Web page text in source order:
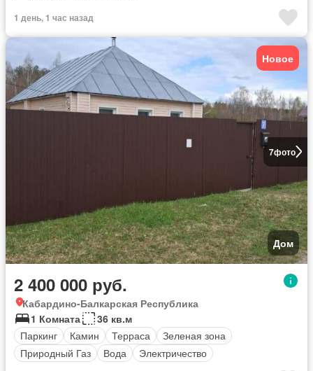
1 день, 1 час назад
7фото
Новое
Дом
2 400 000 руб.
Кабардино-Балкарская Республика
1 Комната
36 кв.м
Паркинг
Камин Терраса
Зеленая зона
Природный Газ
Вода Электричество